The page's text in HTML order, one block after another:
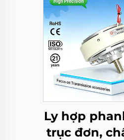
Ly hợp
trục đơn,